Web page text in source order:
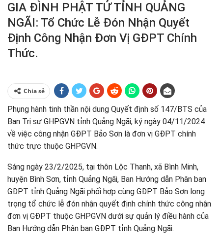
GIA ĐÌNH PHẬT TỬ TỈNH QUẢNG
NGÃI: Tổ Chức Lễ Đón Nhận Quyết
Định Công Nhận Đơn Vị GĐPT Chính
Thức.
Chia sẻ
Phụng hành tinh thần nội dung Quyết định số 147/BTS của
Ban Trị sự GHPGVN tỉnh Quảng Ngãi, ký ngày 04/11/2024
về việc công nhận GĐPT Bảo Sơn là đơn vị GĐPT chính
thức trực thuộc GHPGVN.
Sáng ngày 23/2/2025, tại thôn Lộc Thanh, xã Bình Minh,
huyện Bình Sơn, tỉnh Quảng Ngãi, Ban Hướng dẫn Phân ban
GĐPT tỉnh Quảng Ngãi phối hợp cùng GĐPT Bảo Sơn long
trọng tổ chức lễ đón nhận quyết định chính thức công nhận
đơn vị GĐPT thuộc GHPGVN dưới sự quản lý điều hành của
Ban Hướng dẫn Phân ban GĐPT tỉnh Quảng Ngãi.